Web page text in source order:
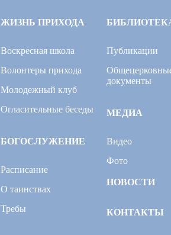
ЖИЗНЬ ПРИХОДА
Воскресная школа
Волонтеры прихода
Молодежный клуб
Огласительные беседы
БОГОСЛУЖЕНИЕ
Расписание
О таинствах
Требы
Публикации
документы
МЕДИА
Видео
Фото
НОВОСТИ
КОНТАКТЫ